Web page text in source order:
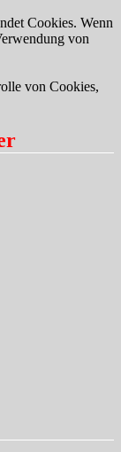
Cookies. Wenn
von
von Cookies,